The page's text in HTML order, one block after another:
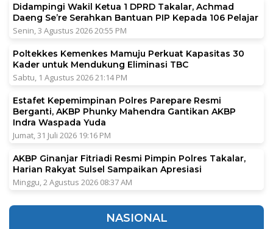
Didampingi Wakil Ketua 1 DPRD Takalar, Achmad
Daeng Se’re Serahkan Bantuan PIP Kepada 106 Pelajar
Senin, 3 Agustus 2026 20:55 PM
Poltekkes Kemenkes Mamuju Perkuat Kapasitas 30
Kader untuk Mendukung Eliminasi TBC
Sabtu, 1 Agustus 2026 21:14 PM
Estafet Kepemimpinan Polres Parepare Resmi
Berganti, AKBP Phunky Mahendra Gantikan AKBP
Indra Waspada Yuda
Jumat, 31 Juli 2026 19:16 PM
AKBP Ginanjar Fitriadi Resmi Pimpin Polres Takalar,
Harian Rakyat Sulsel Sampaikan Apresiasi
Minggu, 2 Agustus 2026 08:37 AM
NASIONAL